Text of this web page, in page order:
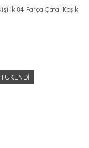
TÜKENDİ